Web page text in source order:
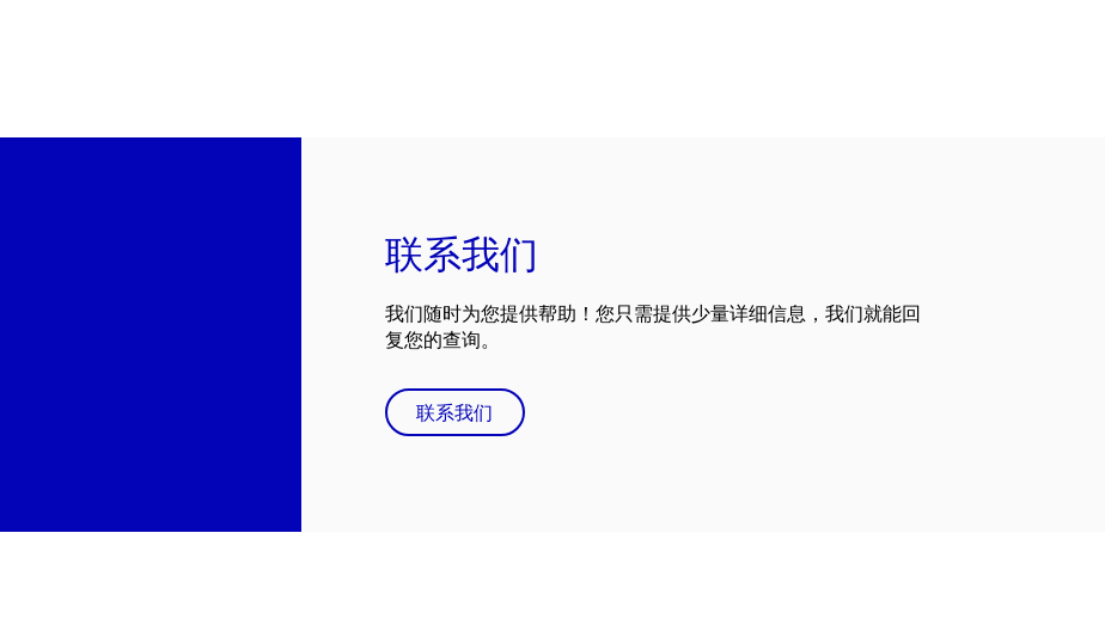
联系我们
我们随时为您提供帮助！您只需提供少量详细信息，我们就能回
复您的查询。
联系我们